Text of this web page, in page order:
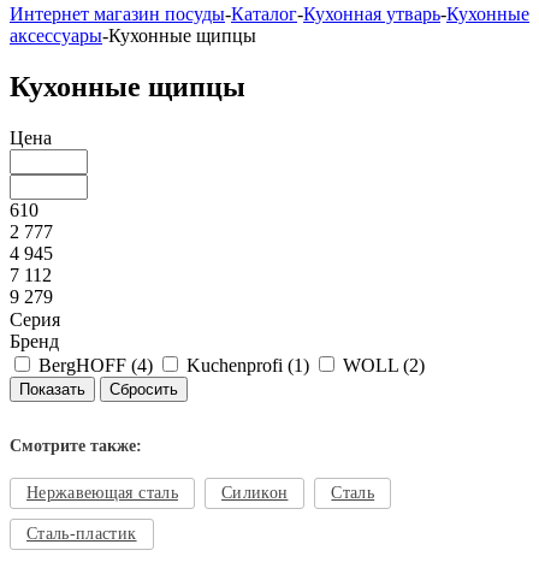
Интернет магазин посуды-Каталог-Кухонная утварь-Кухонные
аксессуары-Кухонные щипцы
Кухонные щипцы
Цена
610
2 777
4 945
7 112
9 279
Серия
Бренд
BergHOFF (4) Kuchenprofi (1) WOLL (2)
Смотрите также:
Нержавеющая сталь Силикон Сталь
Сталь-пластик